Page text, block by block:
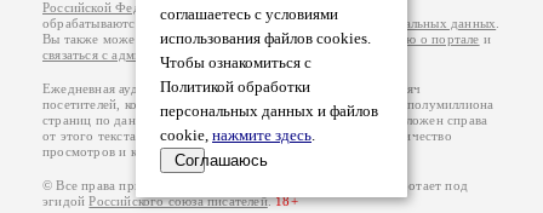
соглашаетесь с условиями
использования файлов cookies.
Чтобы ознакомиться с
Политикой обработки
персональных данных и файлов
cookie, нажмите здесь.
Соглашаюсь
Российской Федерации
обрабатываются на основанииПолитики обработки персональных данных
Вы также можете посмотреть более подробнуюинформацию о портале и
связаться с администрацией
Ежедневная аудитория портала Проза.ру – порядка 100 тысяч
посетителей, которые в общей сумме просматривают более полумиллиона
страниц по данным счетчика посещаемости, который расположен справа
от этого текста. В каждой графе указано по две цифры: количество
просмотров и количество посетителей.
© Все права принадлежат авторам, 2000-2026. Портал работает под
эгидойРоссийского союза писателей.18+